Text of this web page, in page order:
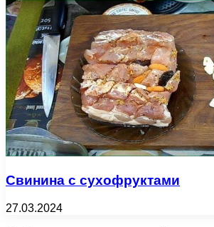
Свинина с сухофруктами
27.03.2024